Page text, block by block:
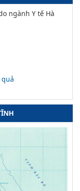
ngành Y tế Hà
quả